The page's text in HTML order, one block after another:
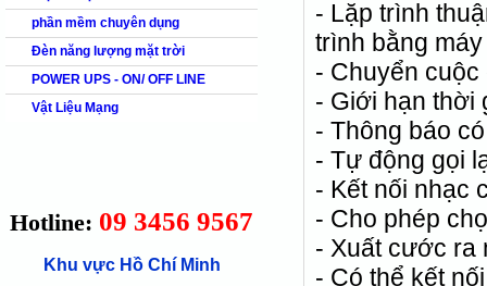
phần mềm chuyên dụng
Đèn năng lượng mặt trời
POWER UPS - ON/ OFF LINE
Vật Liệu Mạng
Hotline: 09 3456 9567
Khu vực Hồ Chí Minh
- Lặp trình
trình bằng
- Chuyển
- Giới hạn thời
- Thông báo
- Tự động gọi
- Kết nối nhạc
- Cho phép
- Xuất cước ra
- Có thể kết